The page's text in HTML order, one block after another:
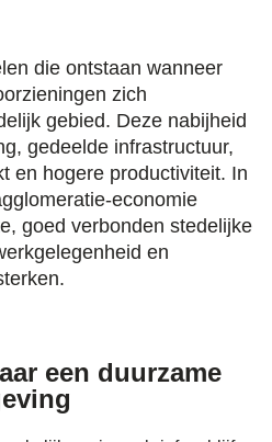
die ontstaan wanneer
zich
gebied. Deze nabijheid
gedeelde infrastructuur,
en hogere productiviteit. In
economie
goed verbonden stedelijke
en
een duurzame